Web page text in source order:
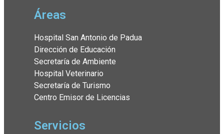
Áreas
Hospital San Antonio de Padua
Dirección de Educación
Secretaría de Ambiente
Hospital Veterinario
Secretaría de Turismo
Centro Emisor de Licencias
Servicios